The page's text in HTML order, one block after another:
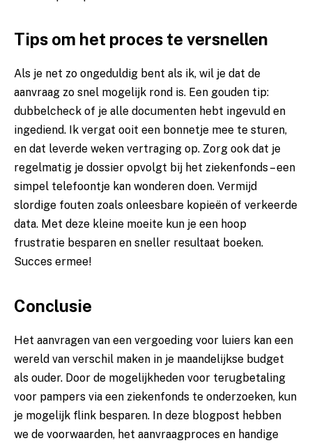
Tips om het proces te versnellen
Als je net zo ongeduldig bent als ik, wil je dat de
aanvraag zo snel mogelijk rond is. Een gouden tip:
dubbelcheck of je alle documenten hebt ingevuld en
ingediend. Ik vergat ooit een bonnetje mee te sturen,
en dat leverde weken vertraging op. Zorg ook dat je
regelmatig je dossier opvolgt bij het ziekenfonds – een
simpel telefoontje kan wonderen doen. Vermijd
slordige fouten zoals onleesbare kopieën of verkeerde
data. Met deze kleine moeite kun je een hoop
frustratie besparen en sneller resultaat boeken.
Succes ermee!
Conclusie
Het aanvragen van een vergoeding voor luiers kan een
wereld van verschil maken in je maandelijkse budget
als ouder. Door de mogelijkheden voor terugbetaling
voor pampers via een ziekenfonds te onderzoeken, kun
je mogelijk flink besparen. In deze blogpost hebben
we de voorwaarden, het aanvraagproces en handige